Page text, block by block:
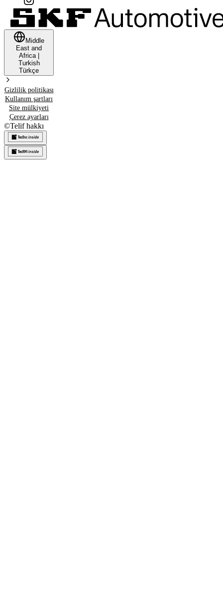
Middle
East and
Africa|
Turkish
Türkçe
Gizlilik politikası
Kullanım şartları
Site mülkiyeti
Çerez ayarları
©Telif hakkı